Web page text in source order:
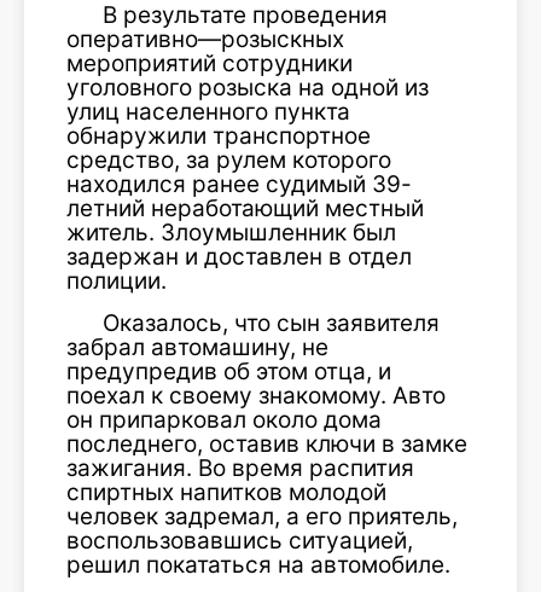
В результате проведения
оперативно—розыскных
мероприятий сотрудники
уголовного розыска на одной из
улиц населенного пункта
обнаружили транспортное
средство, за рулем которого
находился ранее судимый 39-
летний неработающий местный
житель. Злоумышленник был
задержан и доставлен в отдел
полиции.
Оказалось, что сын заявителя
забрал автомашину, не
предупредив об этом отца, и
поехал к своему знакомому. Авто
он припарковал около дома
последнего, оставив ключи в замке
зажигания. Во время распития
спиртных напитков молодой
человек задремал, а его приятель,
воспользовавшись ситуацией,
решил покататься на автомобиле.